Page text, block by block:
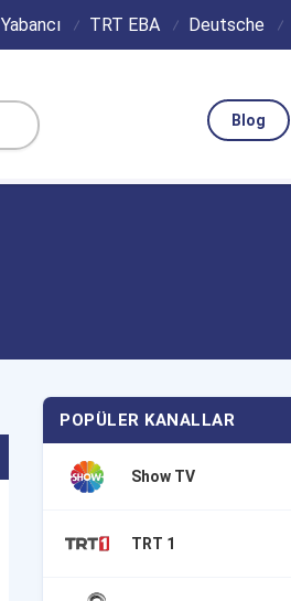
Yabancı TRT EBA Deutsche
Blog
POPÜLER KANALLAR
Show TV
TRT 1